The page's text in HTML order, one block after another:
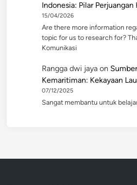
Indonesia: Pilar Perjuangan
15/04/2026
Are there more information
topic for us to research for?
Komunikasi
Rangga dwi jaya on
Kemaritiman: Kekayaan
07/12/2025
Sangat membantu untuk